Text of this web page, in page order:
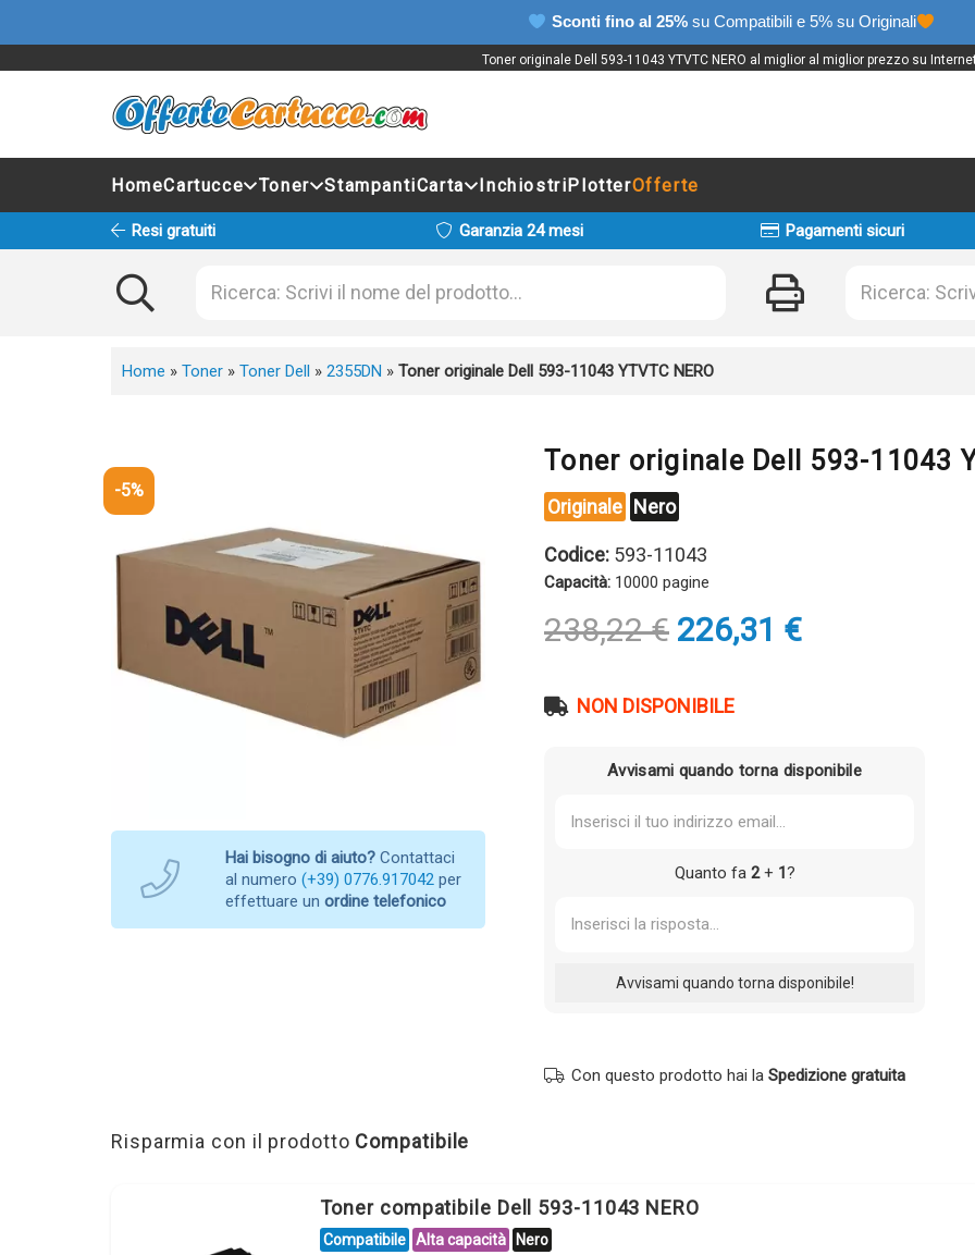
Sconti fino al 25% su Compatibili e 5% su Originali
Toner originale Dell 593-11043 YTVTC NERO al miglior al miglior prezzo su
HomeCartucce Toner StampantiCarta InchiostriPlotterOfferte
Resi gratuiti Garanzia 24 mesi Pagamenti sicuri
Home » Toner » Toner Dell » 2355DN » Toner originale Dell 593-11043 YTVTC NERO
-5%
Hai bisogno di aiuto? Contattaci
al numero (+39) 0776.917042 per
effettuare un ordine telefonico
Toner originale Dell 593-11043
Originale Nero
Codice: 593-11043
Capacità: 10000 pagine
238,22€ Il
prezzo
era:
226,31 €Il
NON DISPONIBILE
Avvisami quando torna disponibile
Quanto fa 2+ 1?
Con questo prodotto hai la Spedizione gratuita
Risparmia con il prodotto Compatibile
Toner compatibile Dell 593-11043 NERO
Compatibile Alta capacità Nero